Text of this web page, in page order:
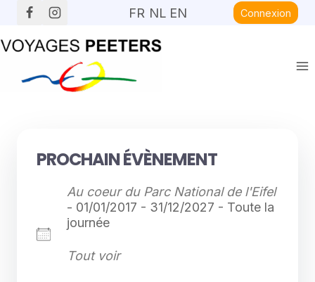
contenu
FR NL EN Connexion
PROCHAIN ÉVÈNEMENT
Au coeur du Parc National de l'Eifel
- 01/01/2017 - 31/12/2027 - Toute la
journée
Tout voir